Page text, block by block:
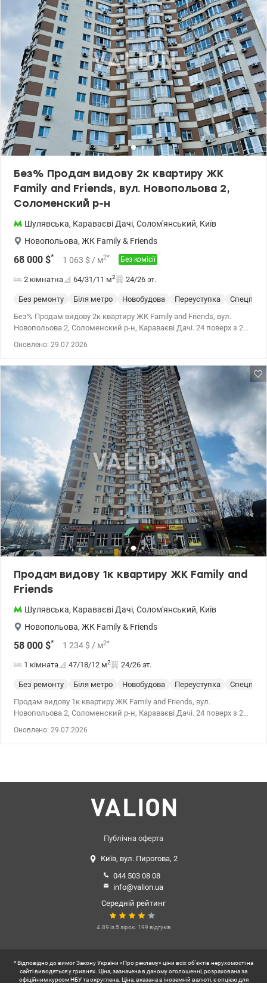
розв'язка. ж/д Караваєві Дачі. 5 хвилин до зупинки
громадського транспорту на всі боки міста та передмістя. 10 хв.
на авто до м. Вокзальна, Шулявка, Деміївська. Подано
документи на введення в експлуатацію (до кінця 2026 року),
продаж за перепоступкою. Ціна 43 000 у.о. +38 050 213 87 71, +38
095 490 54 11, Наталія valion.ua/1153215
Без% Продам видову 2к квартиру ЖК
Family аnd Friends, вул. Новопольова 2,
Соломенский р-н
Шулявська, Караваєві Дачі, Солом'янський, Київ
Новопольова, ЖК Family & Friends
68 000 $* 1 063 $ / м2* Без комісії
2 кімнатна 64/31/11 м2 24/26 эт.
Без ремонту Біля метро Новобудова Переуступка
Без% Продам видову 2к квартиру ЖК Family аnd Friends, вул.
Новопольова 2, Соломенский р-н, Караваєві Дачі. 24 поверх з 26
лоджія з панорамним вікном, 2 с/в, лазерна стяжка. В ЖК
території дитячий та спортивний майданчик, магазини, аптека,
кафе, салон краси, також супермаркети Novus, АТБ, Фора,
транспортна зупинка. На поверсі є ще 1к квартира в продажу,
родина/друзі поруч. Будинок введено в експлуатацію.
Перепоступка. Телефонуйте 0637120786.valion.ua/1134256 Ціна 68
000 у.о. Без комісії
Оновлено: 29.07.2026
Продам видову 1к квартиру ЖК Family аnd
Friends
Шулявська, Караваєві Дачі, Солом'янський, Київ
Новопольова, ЖК Family & Friends
58 000 $* 1 234 $ / м2*
1 кімната 47/18/12 м2 24/26 эт.
Без ремонту Біля метро Новобудова Переуступка
Продам видову 1к квартиру ЖК Family аnd Friends, вул.
Новопольова 2, Соломенский р-н, Караваєві Дачі. 24 поверх з 26
лоджія панорамним вікном, сумісний с/в, лазерна стяжка. В ЖК
поверсі є ще 2к квартира в продажу, родина/друзі поруч. Будинок
Тетяна valion.ua/1134252 Ціна 60 000 у.о.
Оновлено: 29.07.2026
Публічна оферта
Київ, вул. Пирогова, 2
044 503 08 08
info@valion.ua
Середній рейтинг
4.89 із 5 зірок. 199 відгуків
* Відповідно до вимог Закону України «Про рекламу» ціни всіх об'єктів нерухомості на
сайті виводяться у гривнях. Ціна, зазначена в даному оголошенні, розрахована за
офіційним курсом НБУ та округлена. Ціна, вказана в іноземній валюті, є опцією для